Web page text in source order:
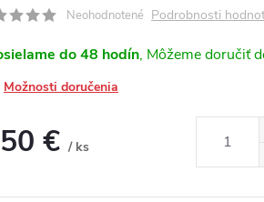
Neohodnotené Podrobnosti
do 48 hodín
Možnosti doručenia
€ / ks